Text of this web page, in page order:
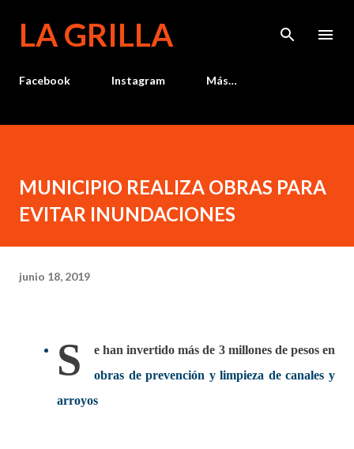
LA GRILLA
Facebook Instagram Más…
MUNICIPIO REALIZA OBRAS PARA
EVITAR INUNDACIONES
junio 18, 2019
S
e han invertido más de 3 millones de pesos en
obras de prevención y limpieza de canales y
arroyos